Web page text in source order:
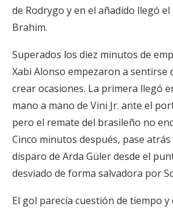
de Rodrygo y en el añadido llegó
Brahim.
Superados los diez minutos de
Xabi Alonso empezaron a sentirse
crear ocasiones. La primera llegó
mano a mano de Vini Jr. ante el
pero el remate del brasileño no
Cinco minutos después, pase atrás
disparo de Arda Güler desde el
desviado de forma salvadora por
El gol parecía cuestión de tiempo y